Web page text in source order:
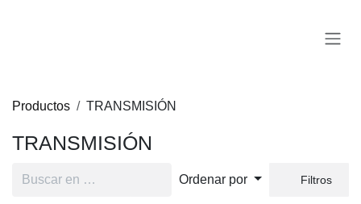
Productos TRANSMISIÓN
TRANSMISIÓN
Ordenar por Filtros